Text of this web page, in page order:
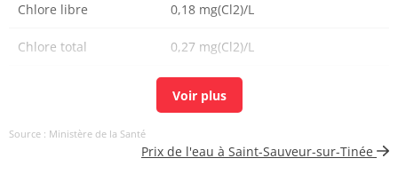
Chlore libre 0,18 mg(Cl2)/L
Chlore total 0,27 mg(Cl2)/L
0,26 mg(C)/L
changement
Source : Ministère de la Santé
Prix de l'eau à Saint-Sauveur-sur-Tinée